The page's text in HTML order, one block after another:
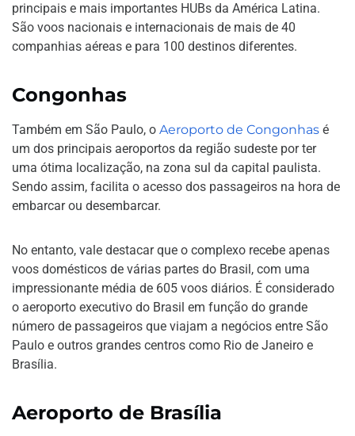
principais e mais importantes HUBs da América Latina.
São voos nacionais e internacionais de mais de 40
companhias aéreas e para 100 destinos diferentes.
Congonhas
Também em São Paulo, o Aeroporto de Congonhas é
um dos principais aeroportos da região sudeste por ter
uma ótima localização, na zona sul da capital paulista.
Sendo assim, facilita o acesso dos passageiros na hora de
embarcar ou desembarcar.
No entanto, vale destacar que o complexo recebe apenas
voos domésticos de várias partes do Brasil, com uma
impressionante média de 605 voos diários. É considerado
o aeroporto executivo do Brasil em função do grande
número de passageiros que viajam a negócios entre São
Paulo e outros grandes centros como Rio de Janeiro e
Brasília.
Aeroporto de Brasília